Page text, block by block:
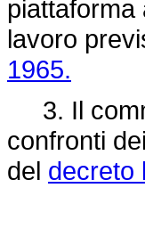
piattaforma
lavoro
1965.
3. Il
confronti
del decreto